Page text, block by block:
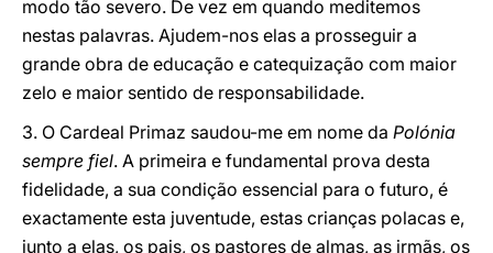
modo tão severo. De vez em quando meditemos
nestas palavras. Ajudem-nos elas a prosseguir a
grande obra de educação e catequização com maior
zelo e maior sentido de responsabilidade.
3. O Cardeal Primaz saudou-me em nome da Polónia
sempre fiel. A primeira e fundamental prova desta
fidelidade, a sua condição essencial para o futuro, é
exactamente esta juventude, estas crianças polacas e,
junto a elas, os pais, os pastores de almas, as irmãs, os